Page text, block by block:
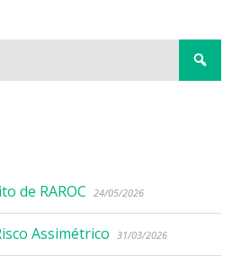
de RAROC 24/05/2026
Assimétrico 31/03/2026